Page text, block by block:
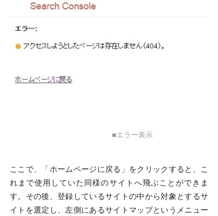
■エラー表示
ここで、「ホームページに戻る」をクリックすると、こ
れまで使用していた同様のサイトへ飛ぶことができま
す。その後、登録しているサイトの中から対象とするサ
イトを選定し、左側にあるサイトマップというメニュー